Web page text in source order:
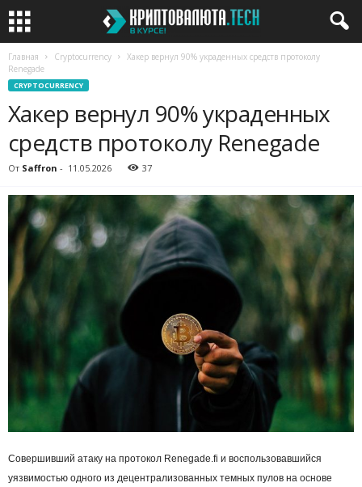
Главная Cryptocurrency
Хакер вернул 90% украденных средств протоколу
Renegade
CRYPTOCURRENCY
Хакер вернул 90% украденных
средств протоколу Renegade
От Saffron - 11.05.2026 37
Совершивший атаку на протокол Renegade.fi и воспользовавшийся
уязвимостью одного из децентрализованных темных пулов на основе